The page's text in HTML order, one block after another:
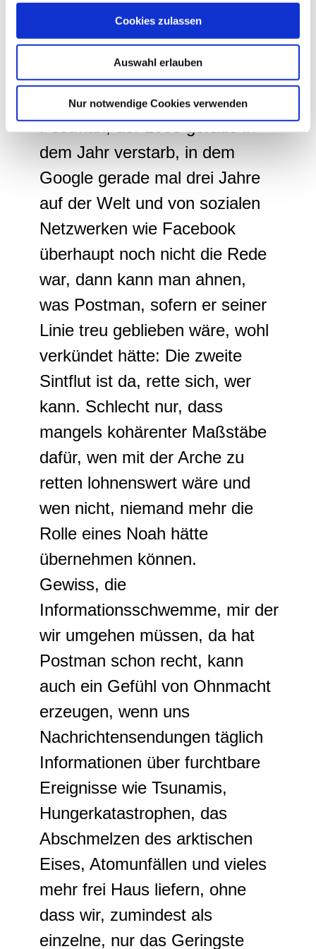
personalisieren, Funktionen für soziale Medien anbieten
zu können und die Zugriffe auf unsere Website zu
analysieren. Außerdem geben wir Informationen zu Ihrer
Verwendung unserer Website an unsere Partner für
Partner führen diese Informationen möglicherweise mit
weiteren Daten zusammen, die Sie ihnen bereitgestellt
haben oder die sie im Rahmen Ihrer Nutzung der Dienste
Cookies zulassen
Auswahl erlauben
Nur notwendige Cookies verwenden
als ein Strom nützlicher
Informationen begann, sich
inzwischen in eine Sturmflut
verwandelt." Und wenn
Postman, der 2003 gerade in
dem Jahr verstarb, in dem
Google gerade mal drei Jahre
auf der Welt und von sozialen
Netzwerken wie Facebook
überhaupt noch nicht die Rede
war, dann kann man ahnen,
was Postman, sofern er seiner
Linie treu geblieben wäre, wohl
verkündet hätte: Die zweite
Sintflut ist da, rette sich, wer
kann. Schlecht nur, dass
mangels kohärenter Maßstäbe
dafür, wen mit der Arche zu
retten lohnenswert wäre und
wen nicht, niemand mehr die
Rolle eines Noah hätte
übernehmen können.
Gewiss, die
Informationsschwemme, mir der
wir umgehen müssen, da hat
Postman schon recht, kann
auch ein Gefühl von Ohnmacht
erzeugen, wenn uns
Nachrichtensendungen täglich
Informationen über furchtbare
Ereignisse wie Tsunamis,
Hungerkatastrophen, das
Abschmelzen des arktischen
Eises, Atomunfällen und vieles
mehr frei Haus liefern, ohne
dass wir, zumindest als
einzelne, nur das Geringste